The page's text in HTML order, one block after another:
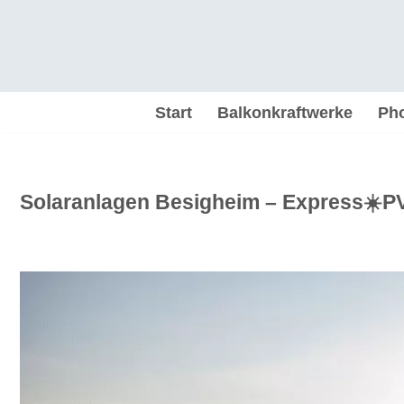
springen
Start Balkonkraftwerke
Solaranlagen Besigheim –